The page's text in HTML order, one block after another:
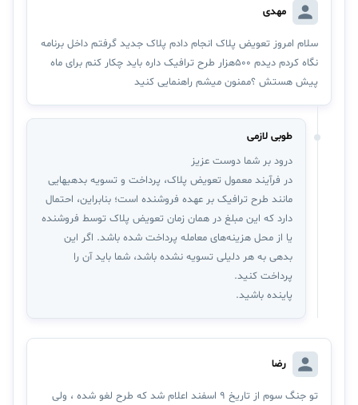
مهدی
سلام امروز تعویض پلاک انجام دادم پلاک جدید گرفتم داخل برنامه
نگاه کردم دیدم ۵۰۰هزار طرح ترافیک داره باید چکار کنم برای ماه
پیش هستش ؟ممنون میشم راهنمایی کنید
طوبی لازمی
درود بر شما دوست عزیز
در فرآیند معمول تعویض پلاک، پرداخت و تسویه بدهیهایی
مانند طرح ترافیک بر عهده فروشنده است؛ بنابراین، احتمال
دارد که این مبلغ در همان زمان تعویض پلاک توسط فروشنده
یا از محل هزینه‌های معامله پرداخت شده باشد. اگر این
بدهی به هر دلیلی تسویه نشده باشد، شما باید آن را
پرداخت کنید.
پاینده باشید.
رضا
تو جنگ سوم از تاریخ 9 اسفند اعلام شد که طرح لغو شده ، ولی